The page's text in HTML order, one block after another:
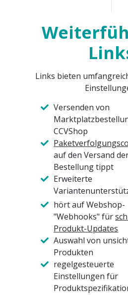
Links bieten
Versenden von
CCVShop
auf den Versand
Bestellung tippt
Erweiterte
hört auf Webshop-
"Webhooks" für
Produkt-Updates
Auswahl von
Produkten
regelgesteuerte
Einstellungen für